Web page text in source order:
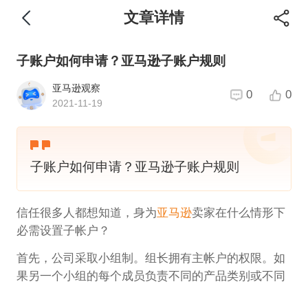
文章详情
子账户如何申请？亚马逊子账户规则
亚马逊观察
2021-11-19
0 0
子账户如何申请？亚马逊子账户规则
信任很多人都想知道，身为亚马逊卖家在什么情形下
必需设置子帐户？
首先，公司采取小组制。组长拥有主帐户的权限。如
果另一个小组的每个成员负责不同的产品类别或不同